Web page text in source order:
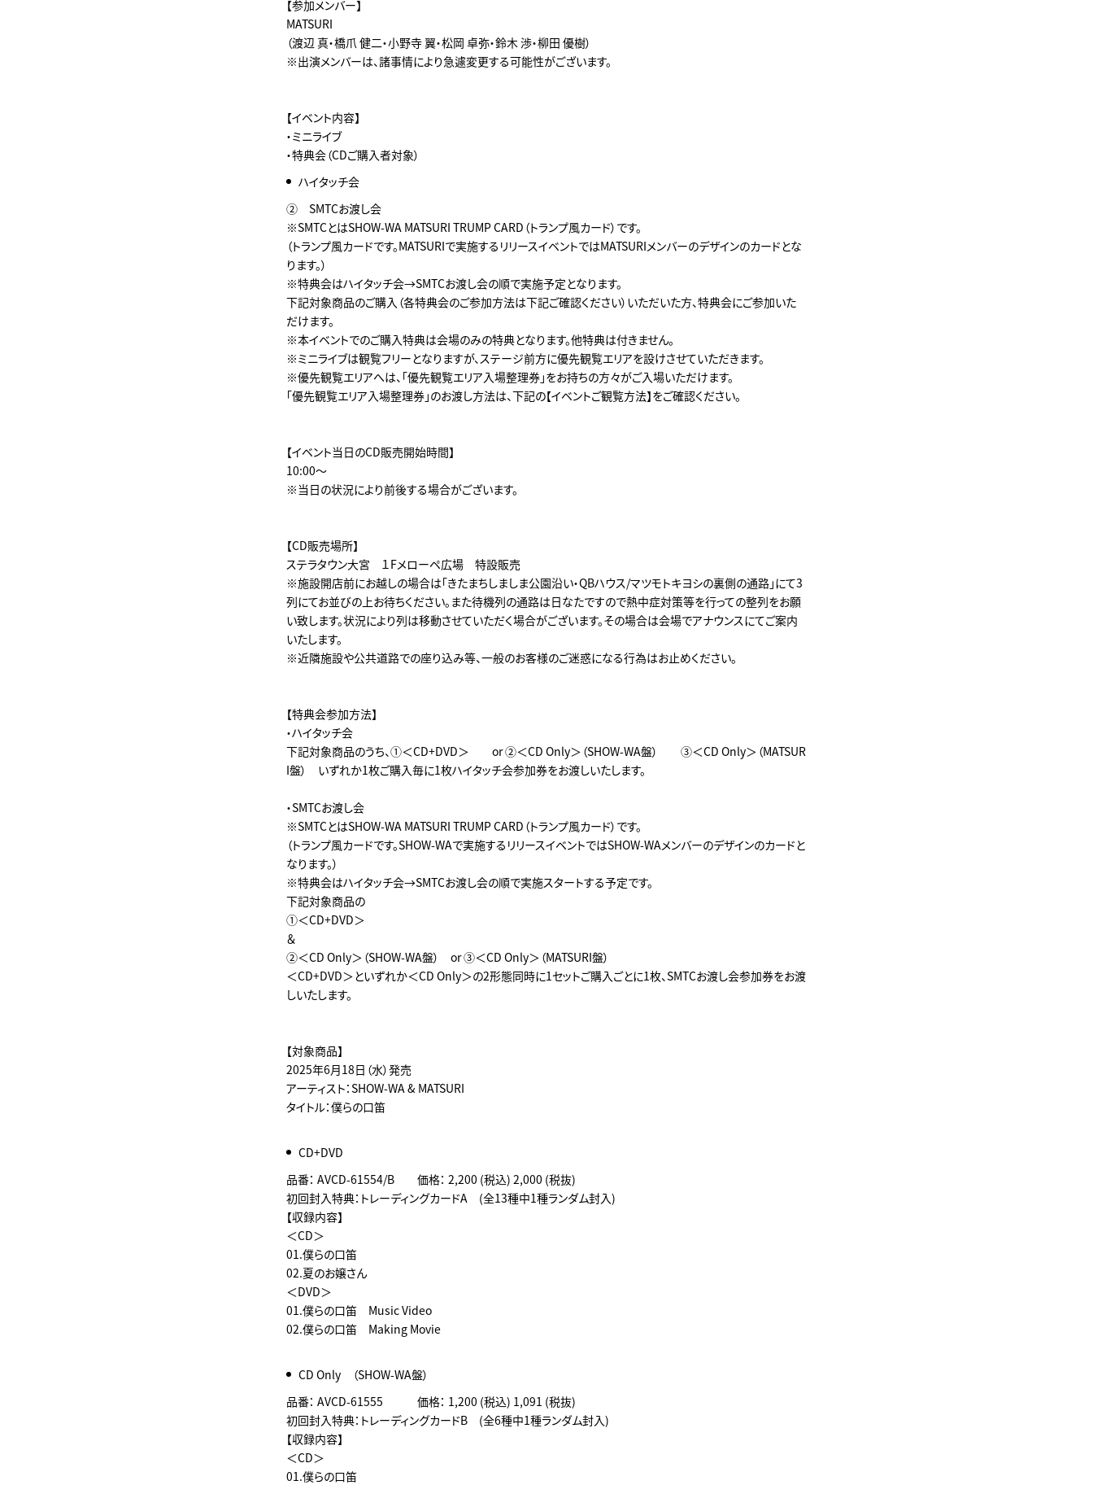
【参加メンバー】
MATSURI
（渡辺 真・橋爪 健二・小野寺 翼・松岡 卓弥・鈴木 渉・柳田 優樹）
※出演メンバーは、諸事情により急遽変更する可能性がございます。
【イベント内容】
・ミニライブ
・特典会（CDご購入者対象）
ハイタッチ会
② SMTCお渡し会
※SMTCとはSHOW-WA MATSURI TRUMP CARD（トランプ風カード）です。
（トランプ風カードです。MATSURIで実施するリリースイベントではMATSURIメンバーのデザインのカードとな
ります。）
※特典会はハイタッチ会→SMTCお渡し会の順で実施予定となります。
下記対象商品のご購入（各特典会のご参加方法は下記ご確認ください）いただいた方、特典会にご参加いた
だけます。
※本イベントでのご購入特典は会場のみの特典となります。他特典は付きません。
※ミニライブは観覧フリーとなりますが、ステージ前方に優先観覧エリアを設けさせていただきます。
※優先観覧エリアへは、「優先観覧エリア入場整理券」をお持ちの方々がご入場いただけます。
「優先観覧エリア入場整理券」のお渡し方法は、下記の【イベントご観覧方法】をご確認ください。
【イベント当日のCD販売開始時間】
10:00～
※当日の状況により前後する場合がございます。
【CD販売場所】
ステラタウン大宮 １Fメローペ広場 特設販売
※施設開店前にお越しの場合は「きたまちしましま公園沿い・QBハウス/マツモトキヨシの裏側の通路」にて3
列にてお並びの上お待ちください。また待機列の通路は日なたですので熱中症対策等を行っての整列をお願
い致します。状況により列は移動させていただく場合がございます。その場合は会場でアナウンスにてご案内
いたします。
※近隣施設や公共道路での座り込み等、一般のお客様のご迷惑になる行為はお止めください。
【特典会参加方法】
・ハイタッチ会
下記対象商品のうち、①＜CD+DVD＞ or ②＜CD Only＞（SHOW-WA盤） ③＜CD Only＞（MATSUR
I盤） いずれか1枚ご購入毎に1枚ハイタッチ会参加券をお渡しいたします。
・SMTCお渡し会
※SMTCとはSHOW-WA MATSURI TRUMP CARD（トランプ風カード）です。
（トランプ風カードです。SHOW-WAで実施するリリースイベントではSHOW-WAメンバーのデザインのカードと
なります。）
※特典会はハイタッチ会→SMTCお渡し会の順で実施スタートする予定です。
下記対象商品の
①＜CD+DVD＞
＆
②＜CD Only＞（SHOW-WA盤） or ③＜CD Only＞（MATSURI盤）
＜CD+DVD＞といずれか＜CD Only＞の2形態同時に1セットご購入ごとに1枚、SMTCお渡し会参加券をお渡
しいたします。
【対象商品】
2025年6月18日（水）発売
アーティスト：SHOW-WA & MATSURI
タイトル：僕らの口笛
CD+DVD
品番： AVCD-61554/B 価格： 2,200 (税込) 2,000 (税抜)
初回封入特典：トレーディングカードA (全13種中1種ランダム封入)
【収録内容】
＜CD＞
01.僕らの口笛
02.夏のお嬢さん
＜DVD＞
01.僕らの口笛 Music Video
02.僕らの口笛 Making Movie
CD Only （SHOW-WA盤）
品番： AVCD-61555 価格： 1,200 (税込) 1,091 (税抜)
初回封入特典：トレーディングカードB (全6種中1種ランダム封入)
【収録内容】
＜CD＞
01.僕らの口笛